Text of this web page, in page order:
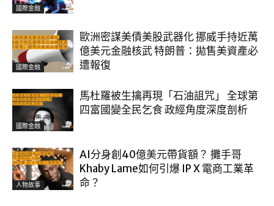
國際金融
國際金融
歐洲密謀美債美股武器化 挪威手持近萬
億美元金融核武 特朗普：拋售美資產必
遭報復
國際金融
馬杜羅被生擒再現「石油詛咒」 全球第
四富國變全民乞食 政經角度深度剖析
人物故事
AI分身創40億美元帶貨額？ 攤手哥
Khaby Lame如何引爆 IP X 電商工業革
命？